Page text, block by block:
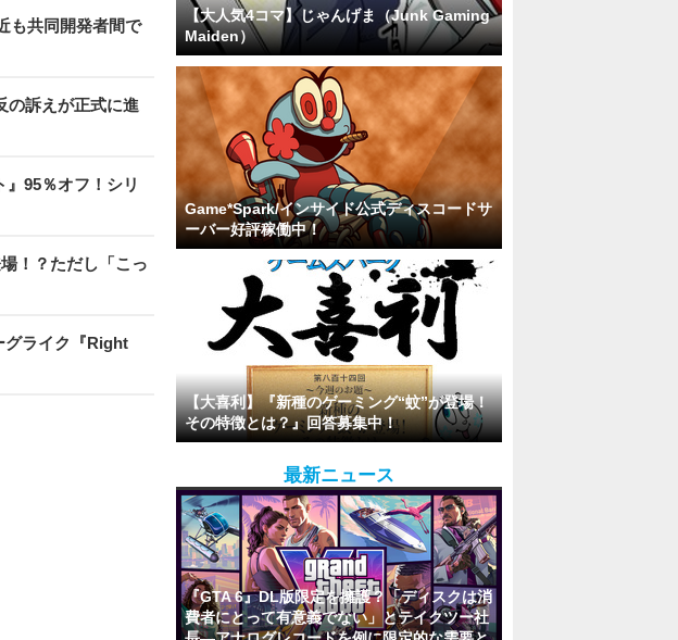
も共同開発者間で
の訴えが正式に進
95％オフ！シリ
！？ただし「こっ
グライク『Right
【大人気4コマ】じゃんげま（Junk Gaming
Maiden）
Game*Spark/インサイド公式ディスコードサ
ーバー好評稼働中！
【大喜利】『新種のゲーミング“蚊”が登場！
その特徴とは？』回答募集中！
最新ニュース
『GTA 6』DL版限定を擁護？「ディスクは消
費者にとって有意義でない」とテイクツー社